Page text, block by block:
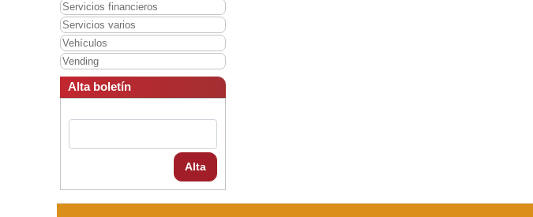
Servicios financieros
Servicios varios
Vehículos
Vending
Alta boletín
Alta